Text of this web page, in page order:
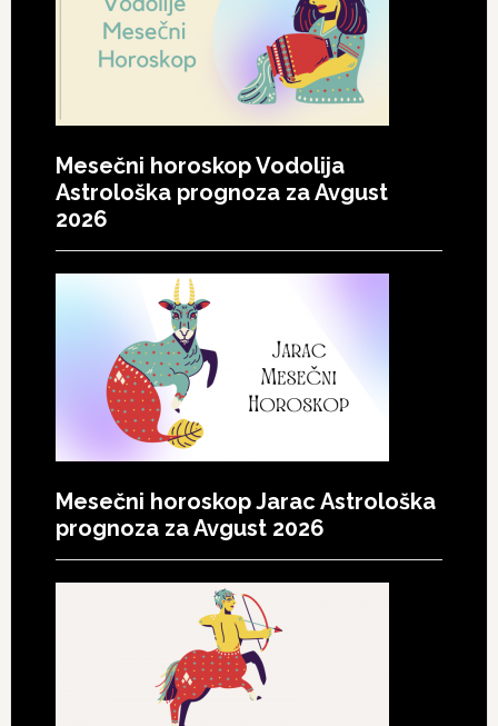
Mesečni horoskop Vodolija
Astrološka prognoza za Avgust
2026
Mesečni horoskop Jarac Astrološka
prognoza za Avgust 2026